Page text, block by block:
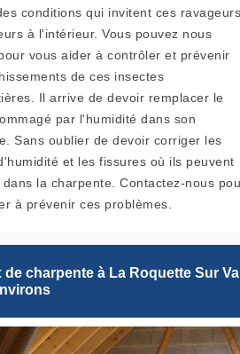
conditions qui invitent ces ravageurs
à l'intérieur. Vous pouvez nous
vous aider à contrôler et prévenir
de ces insectes
Il arrive de devoir remplacer le
par l'humidité dans son
Sans oublier de devoir corriger les
et les fissures où ils peuvent
la charpente. Contactez-nous
à prévenir ces problèmes.
de charpente à La Roquette Sur